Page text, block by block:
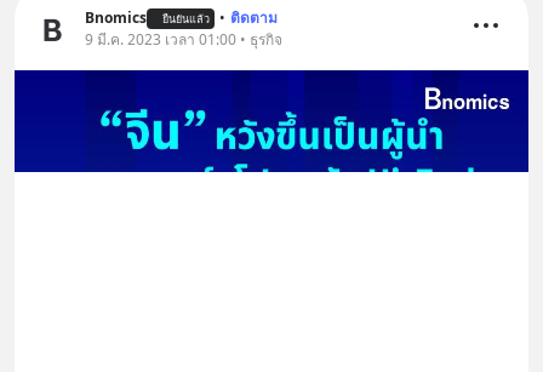
Bnomics ยืนยันแล้ว • ติดตาม
9 มี.ค. 2023 เวลา 01:00 • ธุรกิจ